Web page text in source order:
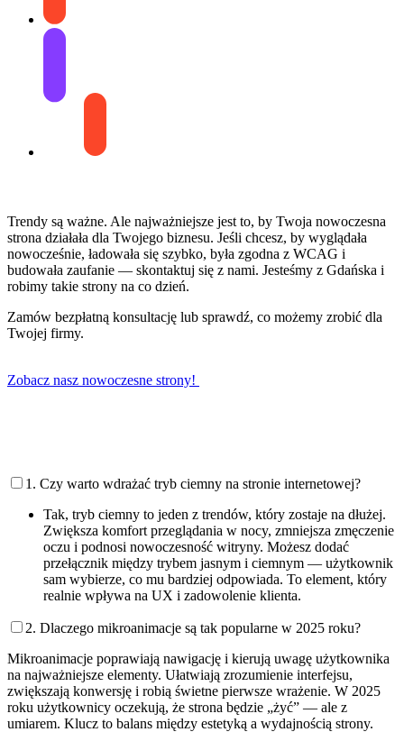
Trendy są ważne. Ale najważniejsze jest to, by Twoja nowoczesna
strona działała dla Twojego biznesu. Jeśli chcesz, by wyglądała
nowocześnie, ładowała się szybko, była zgodna z WCAG i
budowała zaufanie — skontaktuj się z nami. Jesteśmy z Gdańska i
robimy takie strony na co dzień.
Zamów bezpłatną konsultację lub sprawdź, co możemy zrobić dla
Twojej firmy.
Zobacz nasz nowoczesne strony!
1. Czy warto wdrażać tryb ciemny na stronie internetowej?
Tak, tryb ciemny to jeden z trendów, który zostaje na dłużej.
Zwiększa komfort przeglądania w nocy, zmniejsza zmęczenie
oczu i podnosi nowoczesność witryny. Możesz dodać
przełącznik między trybem jasnym i ciemnym — użytkownik
sam wybierze, co mu bardziej odpowiada. To element, który
realnie wpływa na UX i zadowolenie klienta.
2. Dlaczego mikroanimacje są tak popularne w 2025 roku?
Mikroanimacje poprawiają nawigację i kierują uwagę użytkownika
na najważniejsze elementy. Ułatwiają zrozumienie interfejsu,
zwiększają konwersję i robią świetne pierwsze wrażenie. W 2025
roku użytkownicy oczekują, że strona będzie „żyć” — ale z
umiarem. Klucz to balans między estetyką a wydajnością strony.